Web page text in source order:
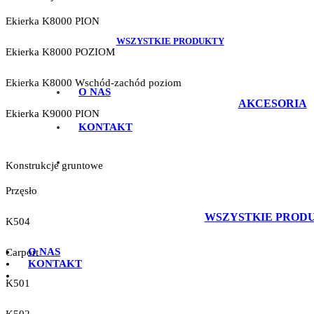
WSZYSTKIE PRODUKTY
O NAS
KONTAKT
AKCESORIA
WSZYSTKIE
O NAS
KONTAKT
Ekierka K8000 PION
Ekierka K8000 POZIOM
Ekierka K8000 Wschód-zachód poziom
Ekierka K9000 PION
Konstrukcje gruntowe
Przęsło
K504
Carport
K501